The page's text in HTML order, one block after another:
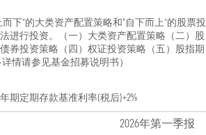
下”的大类资产配置策略和“自下而上”的股票投
进行投资。（一）大类资产配置策略（二）股
券投资策略（四）权证投资策略（五）股指期
情请参见基金招募说明书）
期定期存款基准利率(税后)+2%
2026年第一季报